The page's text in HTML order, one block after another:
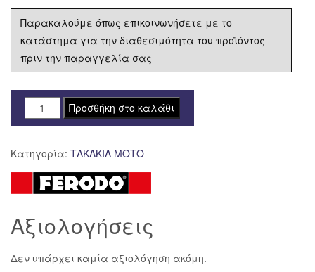
Παρακαλούμε όπως επικοινωνήσετε με το
κατάστημα για την διαθεσιμότητα του προϊόντος
πριν την παραγγελία σας
FD-
FDB663EF
ΤΑΚΑΚΙΑ
FERODO
FDB663
FRICTION
Προσθήκη στο καλάθι
Κατηγορία: ΤΑΚΑΚΙΑ ΜΟΤΟ
Αξιολογήσεις
Δεν υπάρχει καμία αξιολόγηση ακόμη.